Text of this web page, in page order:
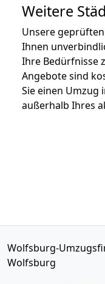
Weitere
Unsere
Ihnen
Ihre Bedürfnisse
Angebote sind
Sie einen Umzug
außerhalb Ihres
Wolfsburg-
Wolfsburg